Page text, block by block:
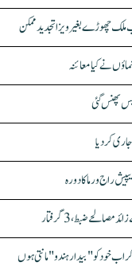
نے کیا معائنہ
پھنس گئی
راج ورما کا دورہ
اب خود کو "بیدار ہندو" مانتی ہوں